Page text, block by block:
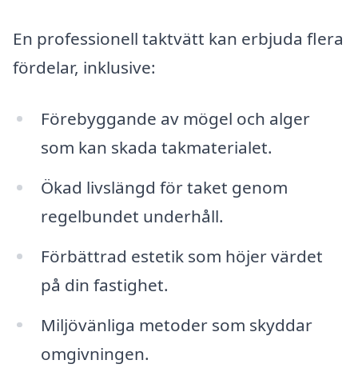
En professionell taktvätt kan erbjuda flera
fördelar, inklusive:
Förebyggande av mögel och alger
som kan skada takmaterialet.
Ökad livslängd för taket genom
regelbundet underhåll.
Förbättrad estetik som höjer värdet
på din fastighet.
Miljövänliga metoder som skyddar
omgivningen.